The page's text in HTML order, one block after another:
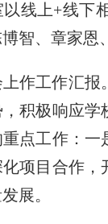
线上+线下
智、章家
作工作汇
积极响应
点工作：
项目合作
展。